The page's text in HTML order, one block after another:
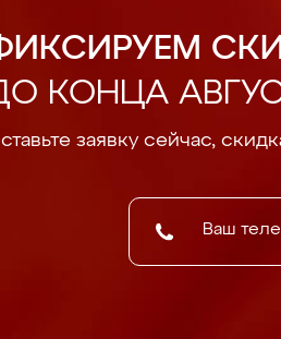
КОНЦА
заявку сейчас,